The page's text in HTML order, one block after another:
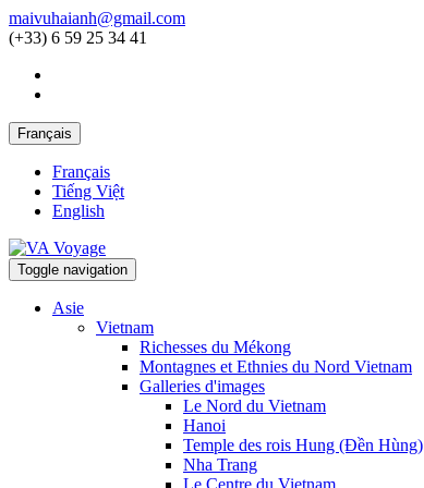
maivuhaianh@gmail.com
(+33) 6 59 25 34 41
Français
Français
Tiếng Việt
English
Toggle navigation
Asie
Vietnam
Richesses du Mékong
Montagnes et Ethnies du Nord Vietnam
Galleries d'images
Le Nord du Vietnam
Hanoi
Temple des rois Hung (Đền Hùng)
Nha Trang
Le Centre du Vietnam